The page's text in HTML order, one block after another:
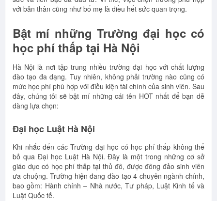
với bản thân cũng như bố mẹ là điều hết sức quan trọng.
Bật mí những Trường đại học có
học phí thấp tại Hà Nội
Hà Nội là nơi tập trung nhiều trường đại học với chất lượng
đào tạo đa dạng. Tuy nhiên, không phải trường nào cũng có
mức học phí phù hợp với điều kiện tài chính của sinh viên. Sau
đây, chúng tôi sẽ bật mí những cái tên HOT nhất để bạn dễ
dàng lựa chọn:
Đại học Luật Hà Nội
Khi nhắc đến các Trường đại học có học phí thấp không thể
bỏ qua Đại học Luật Hà Nội. Đây là một trong những cơ sở
giáo dục có học phí thấp tại thủ đô, được đông đảo sinh viên
ưa chuộng. Trường hiện đang đào tạo 4 chuyên ngành chính,
bao gồm: Hành chính – Nhà nước, Tư pháp, Luật Kinh tế và
Luật Quốc tế.